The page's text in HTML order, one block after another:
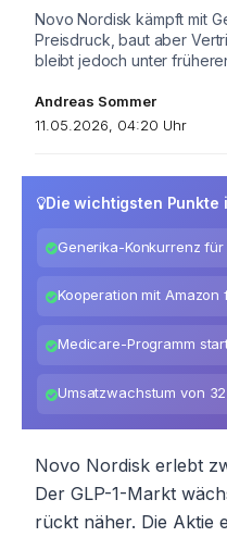
Novo Nordisk kämpft mit
Preisdruck, baut aber
bleibt jedoch unter
Andreas Sommer
11.05.2026, 04:20 Uhr
Die wichtigsten Punkte
Generika-Konkurrenz
Kooperation mit Amazon
Medicare-Programm
Umsatzwachstum von
Novo Nordisk erlebt
Der GLP-1-Markt
rückt näher. Die Aktie